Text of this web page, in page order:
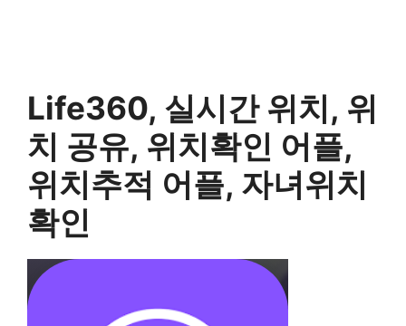
Life360, 실시간 위치, 위
치 공유, 위치확인 어플,
위치추적 어플, 자녀위치
확인